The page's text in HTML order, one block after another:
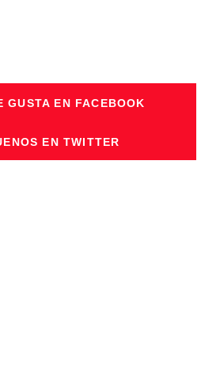
GUSTA EN FACEBOOK
EN TWITTER